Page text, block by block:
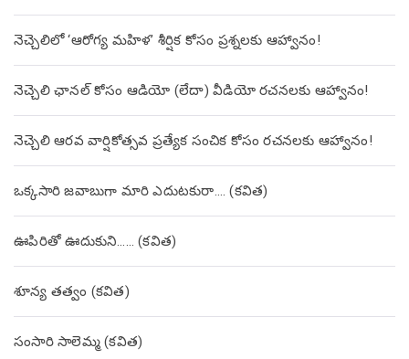
నెచ్చెలిలో ‘ఆరోగ్య మహిళ’ శీర్షిక కోసం ప్రశ్నలకు ఆహ్వానం!
నెచ్చెలి ఛానల్ కోసం ఆడియో (లేదా) వీడియో రచనలకు ఆహ్వానం!
నెచ్చెలి ఆరవ వార్షికోత్సవ ప్రత్యేక సంచిక కోసం రచనలకు ఆహ్వానం!
ఒక్కసారి జవాబుగా మారి ఎదుటకురా…. (కవిత)
ఊపిరితో ఊదుకుని…… (కవిత)
శూన్య తత్వం (కవిత)
సంసారి సాలెమ్మ (కవిత)